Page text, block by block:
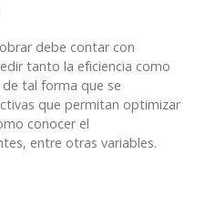
debe contar con
tanto la eficiencia como
tal forma que se
que permitan optimizar
conocer el
entre otras variables.